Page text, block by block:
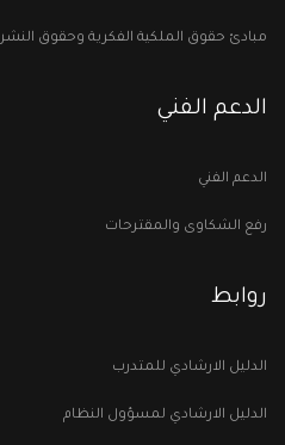
مبادئ حقوق الملكية الفكرية وحقوق النشر
الدعم الفني
الدعم الفني
رفع الشكاوى والمقترحات
روابط
الدليل الارشادي للمتدرب
الدليل الارشادي لمسؤول النظام